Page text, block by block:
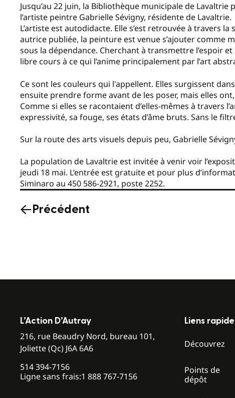
Jusqu’au 22 juin, la Bibliothèque municipale de
l’artiste peintre Gabrielle Sévigny, résidente de Lavaltrie.
L’artiste est autodidacte. Elle s’est retrouvée à travers
autrice publiée, la peinture est venue s’ajouter comme
sous la dépendance. Cherchant à transmettre l’espoir
libre cours à ce qui l’anime principalement par l’art
Ce sont les couleurs qui l'appellent. Elles surgissent
ensuite prendre forme avant de les poser, mais elles
Comme si elles se racontaient d’elles-mêmes à travers
expressivité, sa fouge, ses états d’âme bruts. Sans le
Sur la route des arts visuels depuis peu, Gabrielle
La population de Lavaltrie est invitée à venir voir
jeudi 18 mai. L’entrée est gratuite et pour plus
Siminaro au 450 586-2921, poste 2252.
Précédent
L’Action D’Autray
216, rue Beaudry Nord, bureau 101,
Joliette (Qc) J6A 6A6
514 394-7156
Ligne sans frais:1 888 767-7156
Liens
Découvrez
Points de
dépôt